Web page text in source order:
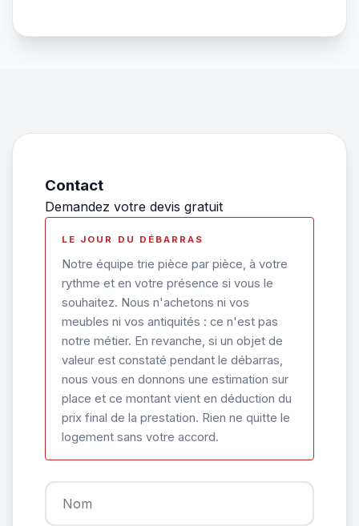
Contact
Demandez votre devis gratuit
LE JOUR DU DÉBARRAS
Notre équipe trie pièce par pièce, à votre
rythme et en votre présence si vous le
souhaitez. Nous n'achetons ni vos
meubles ni vos antiquités : ce n'est pas
notre métier. En revanche, si un objet de
valeur est constaté pendant le débarras,
nous vous en donnons une estimation sur
place et ce montant vient en déduction du
prix final de la prestation. Rien ne quitte le
logement sans votre accord.